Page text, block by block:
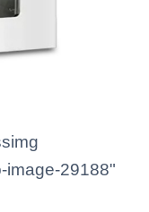
image-29188"